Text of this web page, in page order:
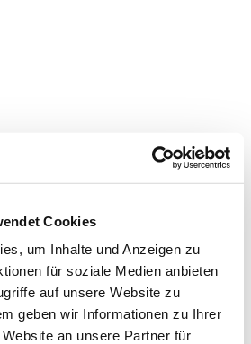
Cookies
um Inhalte und Anzeigen zu
für soziale Medien anbieten
auf unsere Website zu
geben wir Informationen zu Ihrer
an unsere Partner für